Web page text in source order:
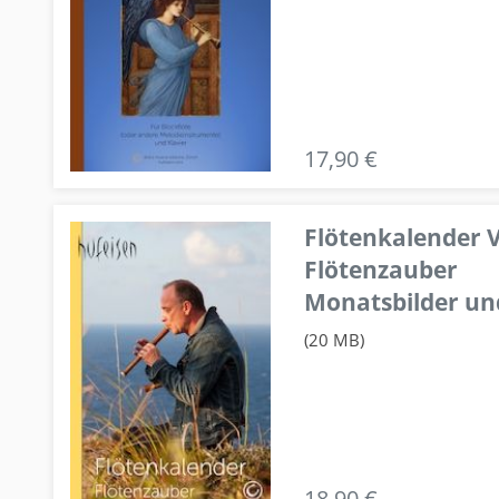
17,90 €
Flötenkalender
Flötenzauber
Monatsbilder
(20 MB)